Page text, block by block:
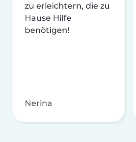
zu erleichtern, die zu
Hause Hilfe
benötigen!
Nerina